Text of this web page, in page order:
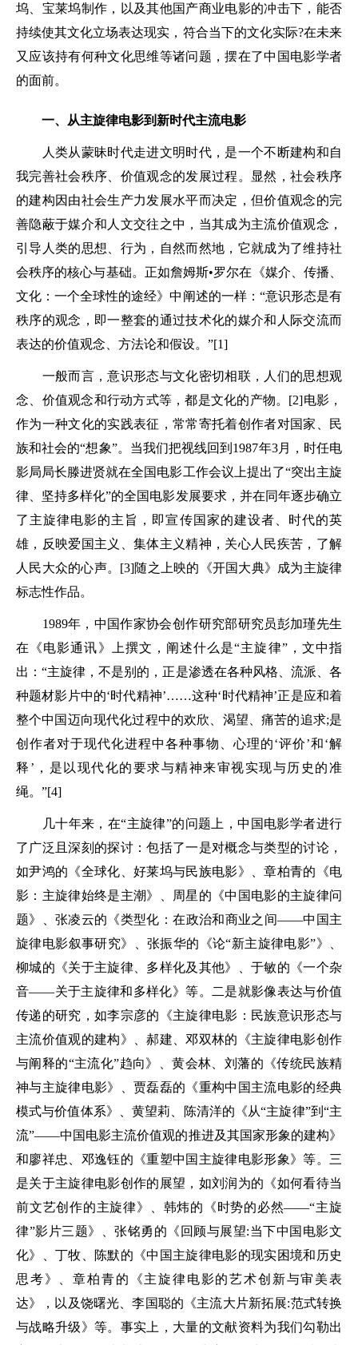
坞、宝莱坞制作，以及其他国产商业电影的冲击下，能否
持续使其文化立场表达现实，符合当下的文化实际?在未来
又应该持有何种文化思维等诸问题，摆在了中国电影学者
的面前。
一、从主旋律电影到新时代主流电影
人类从蒙昧时代走进文明时代，是一个不断建构和自
我完善社会秩序、价值观念的发展过程。显然，社会秩序
的建构因由社会生产力发展水平而决定，但价值观念的完
善隐蔽于媒介和人文交往之中，当其成为主流价值观念，
引导人类的思想、行为，自然而然地，它就成为了维持社
会秩序的核心与基础。正如詹姆斯•罗尔在《媒介、传播、
文化：一个全球性的途经》中阐述的一样：“意识形态是有
秩序的观念，即一整套的通过技术化的媒介和人际交流而
表达的价值观念、方法论和假设。”[1]
一般而言，意识形态与文化密切相联，人们的思想观
念、价值观念和行动方式等，都是文化的产物。[2]电影，
作为一种文化的实践表征，常常寄托着创作者对国家、民
族和社会的“想象”。当我们把视线回到1987年3月，时任电
影局局长滕进贤就在全国电影工作会议上提出了“突出主旋
律、坚持多样化”的全国电影发展要求，并在同年逐步确立
了主旋律电影的主旨，即宣传国家的建设者、时代的英
雄，反映爱国主义、集体主义精神，关心人民疾苦，了解
人民大众的心声。[3]随之上映的《开国大典》成为主旋律
标志性作品。
1989年，中国作家协会创作研究部研究员彭加瑾先生
在《电影通讯》上撰文，阐述什么是“主旋律”，文中指
出：“主旋律，不是别的，正是渗透在各种风格、流派、各
种题材影片中的‘时代精神’……这种‘时代精神’正是应和着
整个中国迈向现代化过程中的欢欣、渴望、痛苦的追求;是
创作者对于现代化进程中各种事物、心理的‘评价’和‘解
释’，是以现代化的要求与精神来审视实现与历史的准
绳。”[4]
几十年来，在“主旋律”的问题上，中国电影学者进行
了广泛且深刻的探讨：包括了一是对概念与类型的讨论，
如尹鸿的《全球化、好莱坞与民族电影》、章柏青的《电
影：主旋律始终是主潮》、周星的《中国电影的主旋律问
题》、张凌云的《类型化：在政治和商业之间——中国主
旋律电影叙事研究》、张振华的《论“新主旋律电影”》、
柳城的《关于主旋律、多样化及其他》、于敏的《一个杂
音——关于主旋律和多样化》等。二是就影像表达与价值
传递的研究，如李宗彦的《主旋律电影：民族意识形态与
主流价值观的建构》、郝建、邓双林的《主旋律电影创作
与阐释的“主流化”趋向》、黄会林、刘藩的《传统民族精
神与主旋律电影》、贾磊磊的《重构中国主流电影的经典
模式与价值体系》、黄望莉、陈清洋的《从“主旋律”到“主
流”——中国电影主流价值观的推进及其国家形象的建构》
和廖祥忠、邓逸钰的《重塑中国主旋律电影形象》等。三
是关于主旋律电影创作的展望，如刘润为的《如何看待当
前文艺创作的主旋律》、韩炜的《时势的必然——“主旋
律”影片三题》、张铭勇的《回顾与展望:当下中国电影文
化》、丁牧、陈默的《中国主旋律电影的现实困境和历史
思考》、章柏青的《主旋律电影的艺术创新与审美表
达》，以及饶曙光、李国聪的《主流大片新拓展:范式转换
与战略升级》等。事实上，大量的文献资料为我们勾勒出